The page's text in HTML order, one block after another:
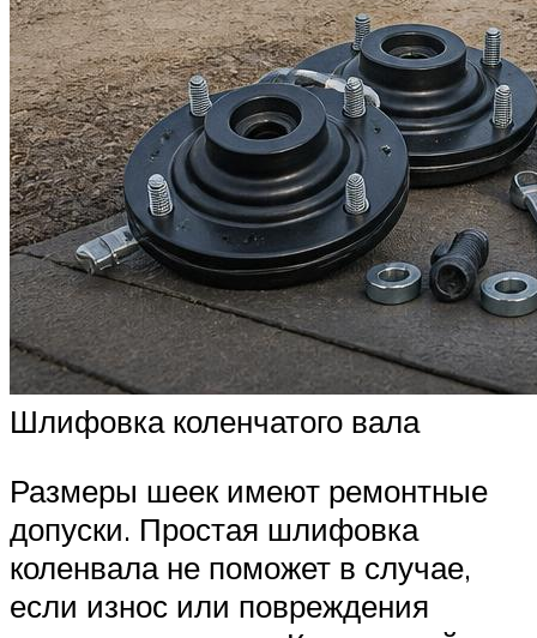
Шлифовка коленчатого вала
Размеры шеек имеют ремонтные
допуски. Простая шлифовка
коленвала не поможет в случае,
если износ или повреждения